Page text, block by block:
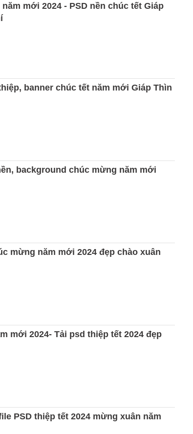
mới 2024 - PSD nền chúc tết Giáp
banner chúc tết năm mới Giáp Thìn
background chúc mừng năm mới
mừng năm mới 2024 đẹp chào xuân
mới 2024- Tải psd thiệp tết 2024 đẹp
PSD thiệp tết 2024 mừng xuân năm